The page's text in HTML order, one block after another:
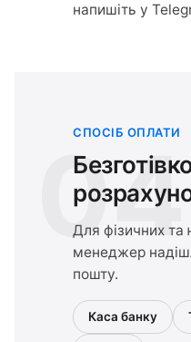
напишіть у
04
СПОСІБ ОПЛАТИ
Для фізичних
менеджер
пошту.
Каса банку